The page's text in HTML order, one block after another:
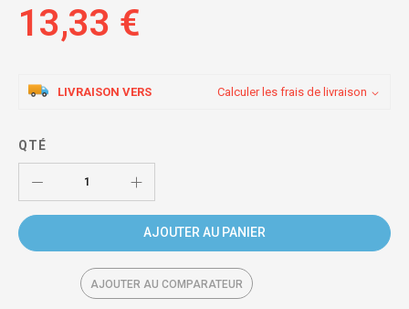
13,33 €
LIVRAISON VERS Calculer les frais de livraison
QTÉ
AJOUTER AU PANIER
AJOUTER AU COMPARATEUR